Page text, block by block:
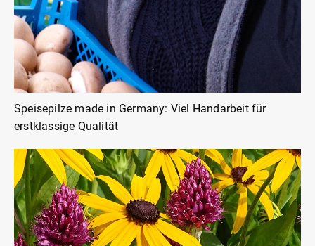
Speisepilze made in Germany: Viel Handarbeit für
erstklassige Qualität